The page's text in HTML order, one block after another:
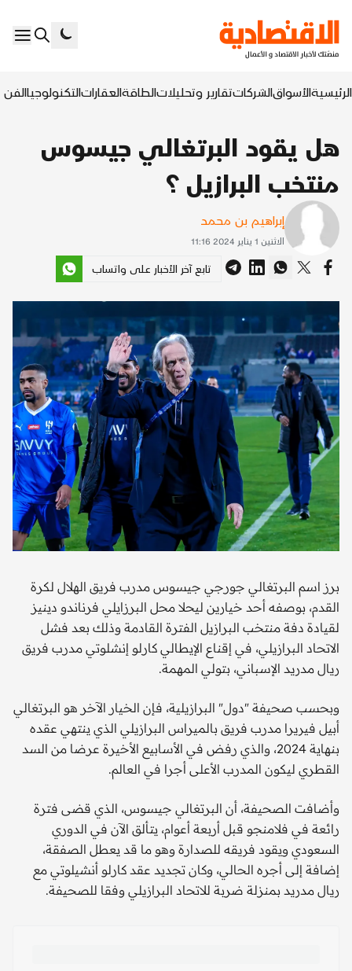
الرئيسيةالأسواقالشركاتتقارير وتحليلاتالطاقةالعقاراتالتكنولوجياالفن
هل يقود البرتغالي جيسوس
منتخب البرازيل ؟
إبراهيم بن محمد
الاثنين 1 يناير 2024 11:16
تابع آخر الأخبار على واتساب
برز اسم البرتغالي جورجي جيسوس مدرب فريق الهلال لكرة
القدم، بوصفه أحد خيارين ليحلا محل البرزايلي فرناندو دينيز
لقيادة دفة منتخب البرازيل الفترة القادمة وذلك بعد فشل
الاتحاد البرازيلي، في إقناع الإيطالي كارلو إنشلوتي مدرب فريق
ريال مدريد الإسباني، بتولي المهمة.
وبحسب صحيفة "دول" البرازيلية، فإن الخيار الآخر هو البرتغالي
أبيل فيريرا مدرب فريق بالميراس البرازيلي الذي ينتهي عقده
بنهاية 2024، والذي رفض في الأسابيع الأخيرة عرضا من السد
القطري ليكون المدرب الأعلى أجرا في العالم.
وأضافت الصحيفة، أن البرتغالي جيسوس، الذي قضى فترة
رائعة في فلامنجو قبل أربعة أعوام، يتألق الآن في الدوري
السعودي ويقود فريقه للصدارة وهو ما قد يعطل الصفقة،
إضافة إلى أجره الحالي، وكان تجديد عقد كارلو أنشيلوتي مع
ريال مدريد بمنزلة ضربة للاتحاد البرازيلي وفقا للصحيفة.